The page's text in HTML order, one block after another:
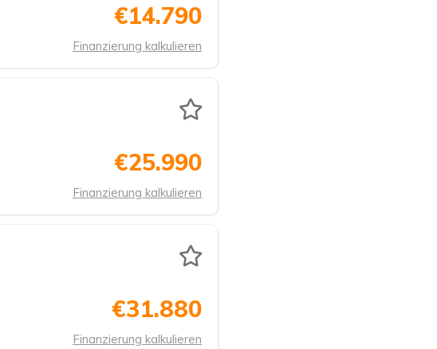
€14.790
Finanzierung kalkulieren
€25.990
Finanzierung kalkulieren
€31.880
Finanzierung kalkulieren